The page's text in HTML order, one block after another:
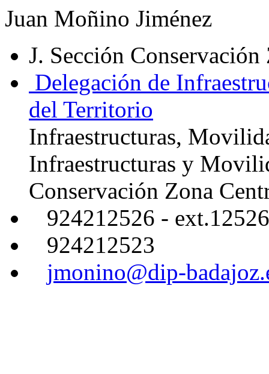
Juan Moñino Jiménez
J. Sección
Delegación de
del Territorio
Infraestructuras,
Infraestructuras y
Conservación Zona
924212526 - ext.12526
924212523
jmonino@dip-